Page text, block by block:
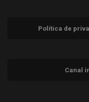
Política de
Canal